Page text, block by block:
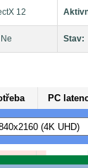
12
Ne Stav:
PC